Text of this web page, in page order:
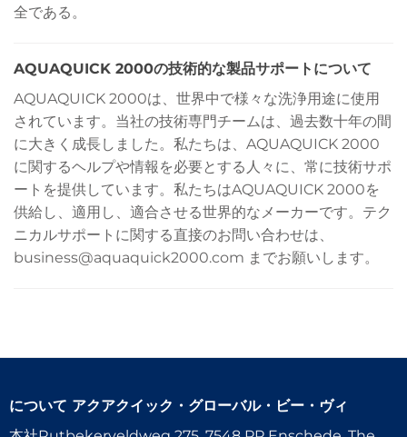
全である。
AQUAQUICK 2000の技術的な製品サポートについて
AQUAQUICK 2000は、世界中で様々な洗浄用途に使用
されています。当社の技術専門チームは、過去数十年の間
に大きく成長しました。私たちは、AQUAQUICK 2000
に関するヘルプや情報を必要とする人々に、常に技術サポ
ートを提供しています。私たちはAQUAQUICK 2000を
供給し、適用し、適合させる世界的なメーカーです。テク
ニカルサポートに関する直接のお問い合わせは、
business@aquaquick2000.com までお願いします。
について アクアクイック・グローバル・ビー・ヴィ